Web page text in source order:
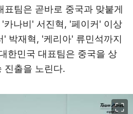
표팀은 곧바로 중국과 맞붙게
카나비' 서진혁, '페이커' 이상
박재혁, '케리아' 류민석까지
한민국 대표팀은 중국을 상
진출을 노린다.